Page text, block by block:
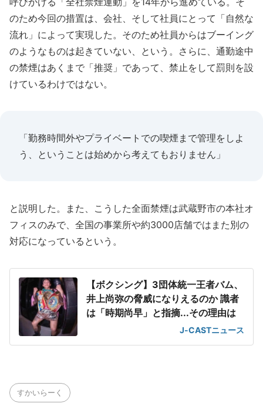
のため今回の措置は、会社、そして社員にとって「自然な
流れ」によって実現した。そのため社員からはブーイング
のようなものは起きていない、という。さらに、通勤途中
の禁煙はあくまで「推奨」であって、禁止をして罰則を設
けているわけではない。
「勤務時間外やプライベートでの喫煙まで管理をしよ
う、ということは始めから考えてもおりません」
と説明した。また、こうした全面禁煙は武蔵野市の本社オ
フィスのみで、全国の事業所や約3000店舗ではまた別の
対応になっているという。
【ボクシング】3団体統一王者バム、
井上尚弥の脅威になりえるのか 識者
は「時期尚早」と指摘...その理由は
J-CASTニュース
すかいらーく